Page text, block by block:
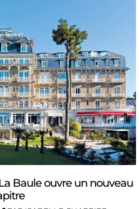
Baule ouvre un nouveau